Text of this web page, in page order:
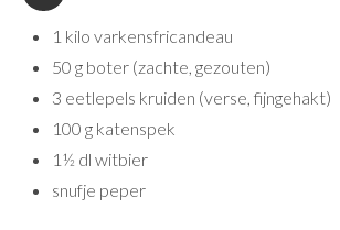
1 kilo varkensfricandeau
50 g boter (zachte, gezouten)
3 eetlepels kruiden (verse, fijngehakt)
100 g katenspek
1½ dl witbier
snufje peper